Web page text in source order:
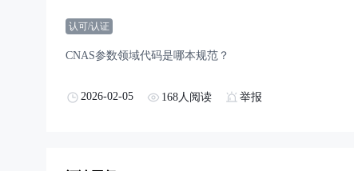
认可/认证
CNAS参数领域代码是哪本规范？
2026-02-05 168人阅读 举报